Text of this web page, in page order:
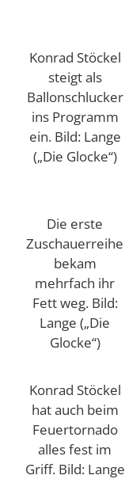
Konrad Stöckel
steigt als
Ballonschlucker
ins Programm
ein. Bild: Lange
(„Die Glocke“)
Die erste
Zuschauerreihe
bekam
mehrfach ihr
Fett weg. Bild:
Lange („Die
Glocke“)
Konrad Stöckel
hat auch beim
Feuertornado
alles fest im
Griff. Bild: Lange